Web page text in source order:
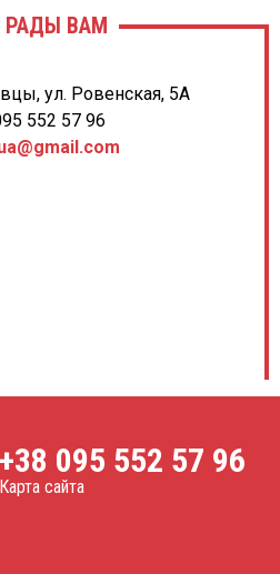
РАДЫ ВАМ
ул. Ровенская, 5А
552 57 96
+38 095 552 57 96
Карта сайта